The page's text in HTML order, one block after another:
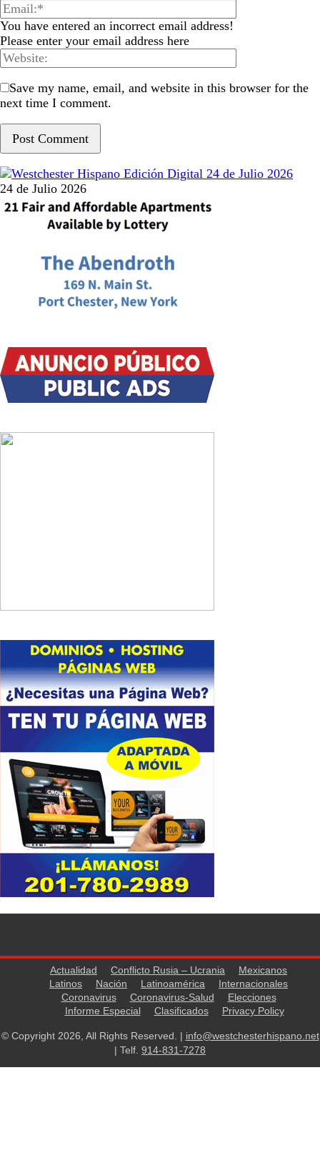
You have entered an incorrect email address!
Please enter your email address here
Save my name, email, and website in this browser for the
next time I comment.
24 de Julio 2026
Actualidad Conflicto Rusia – Ucrania
Mexicanos
Latinos
Nación Latinoamérica
Internacionales
Coronavirus
Coronavirus-Salud
Elecciones
Informe Especial
Clasificados Privacy Policy
© Copyright 2026, All Rights Reserved. | info@westchesterhispano.net
| Telf. 914-831-7278